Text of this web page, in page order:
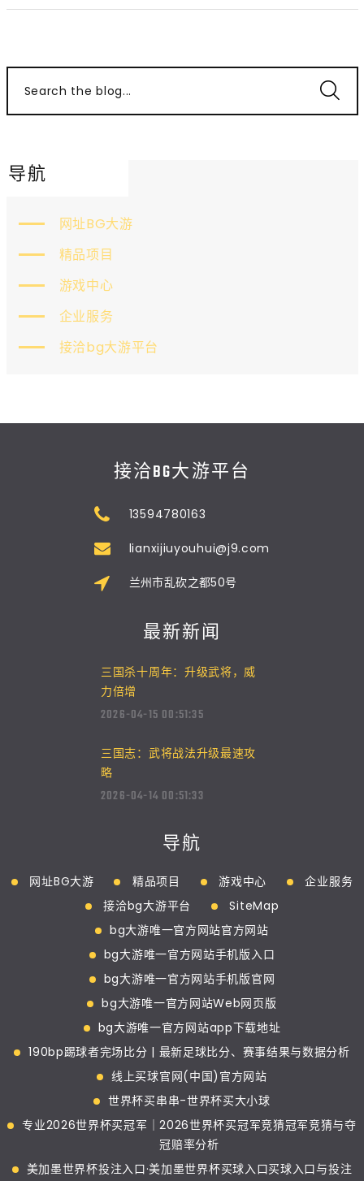
Search the blog...
导航
网址BG大游
精品项目
游戏中心
企业服务
接洽bg大游平台
接洽BG大游平台
13594780163
lianxijiuyouhui@j9.com
兰州市乱砍之都50号
最新新闻
三国杀十周年：升级武将，威
力倍增
2026-04-15 00:51:35
三国志：武将战法升级最速攻
略
2026-04-14 00:51:33
导航
网址BG大游 精品项目 游戏中心
企业服务
接洽bg大游平台
SiteMap
bg大游唯一官方网站官方网站
bg大游唯一官方网站手机版入口
bg大游唯一官方网站手机版官网
bg大游唯一官方网站Web网页版
bg大游唯一官方网站app下载地址
190bp踢球者完场比分 | 最新足球比分、赛事结果与数据分析
线上买球官网(中国)官方网站
世界杯买串串-世界杯买大小球
专业2026世界杯买冠军｜2026世界杯买冠军竞猜冠军竞猜与夺
冠赔率分析
美加墨世界杯投注入口·美加墨世界杯买球入口买球入口与投注